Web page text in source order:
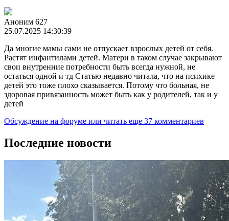
Аноним 627
25.07.2025 14:30:39
Да многие мамы сами не отпускает взрослых детей от себя.
Растят инфантилами детей. Матери в таком случае закрывают
свои внутренние потребности быть всегда нужной, не
остаться одной и тд Статью недавно читала, что на психике
детей это тоже плохо сказывается. Потому что больная, не
здоровая привязанность может быть как у родителей, так и у
детей
Обсуждение на форуме или читать еще 37 комментариев
Последние новости